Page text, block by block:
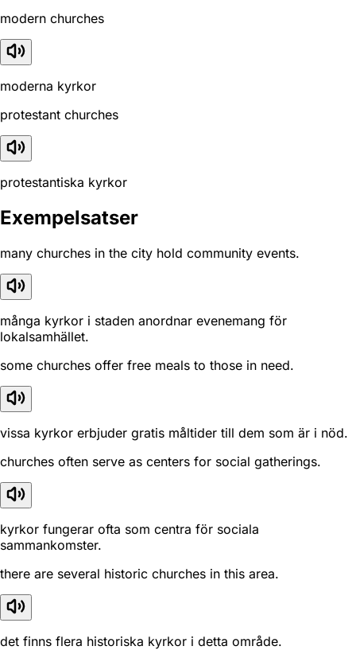
modern churches
moderna kyrkor
protestant churches
protestantiska kyrkor
Exempelsatser
many churches in the city hold community events.
många kyrkor i staden anordnar evenemang för
lokalsamhället.
some churches offer free meals to those in need.
vissa kyrkor erbjuder gratis måltider till dem som är i nöd.
churches often serve as centers for social gatherings.
kyrkor fungerar ofta som centra för sociala
sammankomster.
there are several historic churches in this area.
det finns flera historiska kyrkor i detta område.